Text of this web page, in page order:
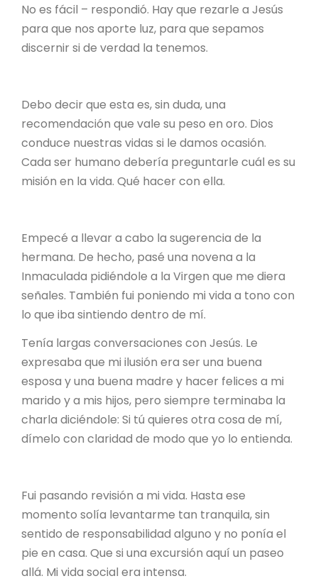
No es fácil – respondió. Hay que rezarle a Jesús
para que nos aporte luz, para que sepamos
discernir si de verdad la tenemos.
Debo decir que esta es, sin duda, una
recomendación que vale su peso en oro. Dios
conduce nuestras vidas si le damos ocasión.
Cada ser humano debería preguntarle cuál es su
misión en la vida. Qué hacer con ella.
Empecé a llevar a cabo la sugerencia de la
hermana. De hecho, pasé una novena a la
Inmaculada pidiéndole a la Virgen que me diera
señales. También fui poniendo mi vida a tono con
lo que iba sintiendo dentro de mí.
Tenía largas conversaciones con Jesús. Le
expresaba que mi ilusión era ser una buena
esposa y una buena madre y hacer felices a mi
marido y a mis hijos, pero siempre terminaba la
charla diciéndole: Si tú quieres otra cosa de mí,
dímelo con claridad de modo que yo lo entienda.
Fui pasando revisión a mi vida. Hasta ese
momento solía levantarme tan tranquila, sin
sentido de responsabilidad alguno y no ponía el
pie en casa. Que si una excursión aquí un paseo
allá. Mi vida social era intensa.